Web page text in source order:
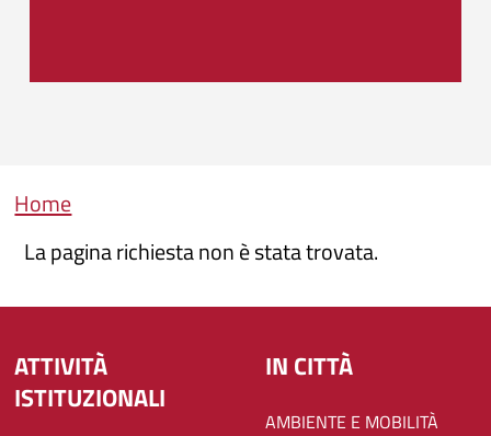
Briciole di pane
Home
La pagina richiesta non è stata trovata.
ATTIVITÀ
ISTITUZIONALI
IN CITTÀ
AMBIENTE E MOBILITÀ